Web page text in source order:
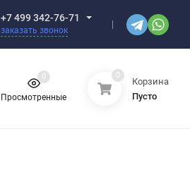
+7 499 342-76-71
заказать звонок
Просмотренные
0 0
Корзина
Пусто